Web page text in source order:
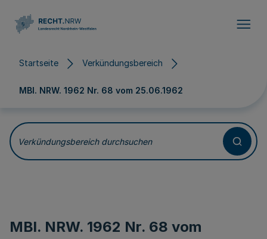
Startseite Verkündungsbereich
MBl. NRW. 1962 Nr. 68 vom 25.06.1962
Verkündungsbereich durchsuchen
MBl. NRW. 1962 Nr. 68 vom